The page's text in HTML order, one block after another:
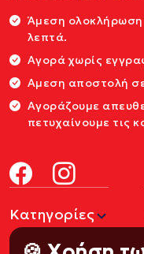
Άμεση ολοκλήρωση
λεπτά.
Αγορά χωρίς
Αμεση αποστολή
Αγοράζουμε
πετυχαίνουμε τις
Κατηγορίες